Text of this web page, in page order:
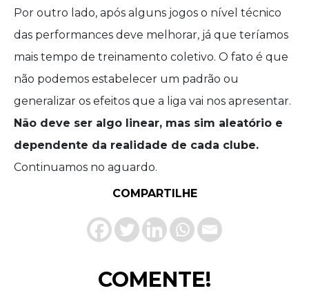
Por outro lado, após alguns jogos o nível técnico
das performances deve melhorar, já que teríamos
mais tempo de treinamento coletivo. O fato é que
não podemos estabelecer um padrão ou
generalizar os efeitos que a liga vai nos apresentar.
Não deve ser algo linear, mas sim aleatório e
dependente da realidade de cada clube.
Continuamos no aguardo.
COMPARTILHE
COMENTE!